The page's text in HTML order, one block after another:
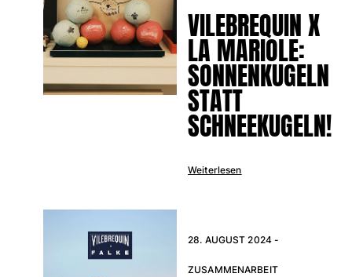
GESCHENK
Inspirationen
DIE VILEBREQUIN-STRÄNDE
Lieferung
Häufig gestellte fragen
VILEBREQUIN X
LA MARIOLE:
SONNENKUGELN
STATT
SCHNEEKUGELN!
Weiterlesen
28. AUGUST 2024 -
ZUSAMMENARBEIT